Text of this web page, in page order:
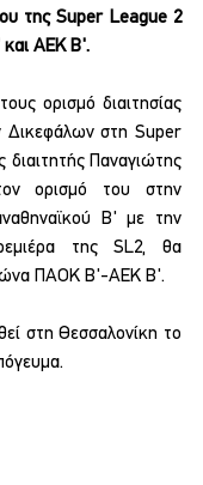
της Super League 2
ΑΕΚ Β'.
ορισμό διαιτησίας
Δικεφάλων στη Super
Παναγιώτης
ορισμό του στην
Β' με την
της SL2, θα
ΠΑΟΚ Β'-ΑΕΚ Β'.
στη Θεσσαλονίκη το